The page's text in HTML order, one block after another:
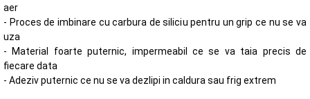
aer
- Proces de imbinare cu carbura de siliciu pentru un grip ce nu se va
uza
- Material foarte puternic, impermeabil ce se va taia precis de
fiecare data
- Adeziv puternic ce nu se va dezlipi in caldura sau frig extrem